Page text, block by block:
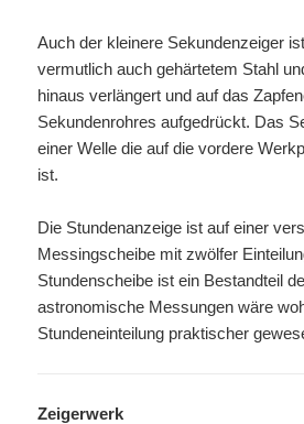
Auch der kleinere Sekundenzeiger
vermutlich auch gehärtetem Stahl
hinaus verlängert und auf das
Sekundenrohres aufgedrückt. Das
einer Welle die auf die vordere
ist.
Die Stundenanzeige ist auf einer
Messingscheibe mit zwölfer
Stundenscheibe ist ein Bestandteil
astronomische Messungen wäre
Stundeneinteilung praktischer
Zeigerwerk